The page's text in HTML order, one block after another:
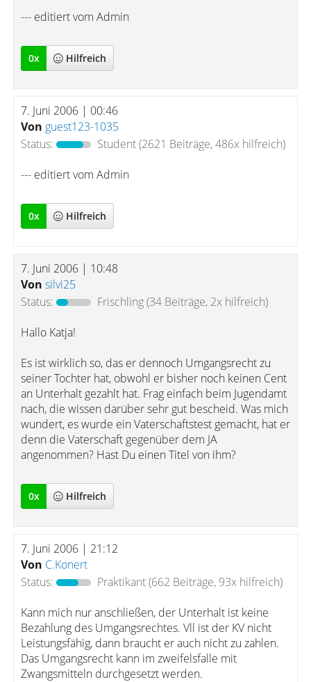
--- editiert vom Admin
0x Hilfreich
7. Juni 2006 | 00:46
Von guest123-1035
Status:
Student(2621 Beiträge, 486x hilfreich)
--- editiert vom Admin
0x Hilfreich
7. Juni 2006 | 10:48
Von silvi25
Status:
Frischling(34 Beiträge, 2x hilfreich)
Hallo Katja!
Es ist wirklich so, das er dennoch Umgangsrecht zu
seiner Tochter hat, obwohl er bisher noch keinen Cent
an Unterhalt gezahlt hat. Frag einfach beim Jugendamt
nach, die wissen darüber sehr gut bescheid. Was mich
wundert, es wurde ein Vaterschaftstest gemacht, hat er
denn die Vaterschaft gegenüber dem JA
angenommen? Hast Du einen Titel von ihm?
0x Hilfreich
7. Juni 2006 | 21:12
Von C.Konert
Status:
Praktikant(662 Beiträge, 93x hilfreich)
Kann mich nur anschließen, der Unterhalt ist keine
Bezahlung des Umgangsrechtes. Vll ist der KV nicht
Leistungsfähig, dann braucht er auch nicht zu zahlen.
Das Umgangsrecht kann im zweifelsfalle mit
Zwangsmitteln durchgesetzt werden.